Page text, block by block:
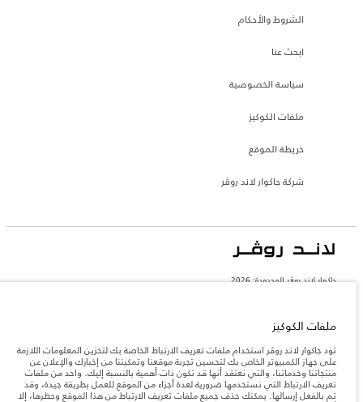
الشروط والأحكام
ابحث عنا
سياسة الخصوصية
ملفات الكوكيز
خريطة الموقع
شركة جاكوار لاند روڤر
جاكوار لاند روڨر المحدودة: 2026
تعكس الأوزان المذكورة مواصفات السيارة القياسية. سوف تؤثر الإكسسوارات وغيرها من
العناصر المثبتة بعد نقطة التصنيع في الحمولة. تأكد من عدم تجاوز الوزن الإجمالي للسيارة
والحمولة.
المعلومات والمواصفات والأسعار والألوان المذكورة على هذا الموقع قد تختلف من بلد إلى
آخر، كما أنّها قد تتغير بدون إشعار مسبق. الرجاء التواصل مع وكيلنا المحلي للتأكد من توفّرها
ملفات الكوكيز
تود جاكوار لاند روڤر استخدام ملفات تعريف الارتباط الخاصة بك لتخزين المعلومات اللازمة
على جهاز الكمبيوتر الخاص بك لتحسين تجربة موقعنا وتمكيننا من إخبارك والإعلان عن
منتجاتنا وخدماتنا، والتي نعتقد أنها قد تكون ذات أهمية بالنسبة إليك. واحد من ملفات
تعريف الارتباط التي نستخدمها ضرورية لعدة أجزاء من الموقع للعمل بطريقة جيدة، وقد
تم بالفعل إرسالها. يمكنك حذف جميع ملفات تعريف الارتباط من هذا الموقع وحظرها، إلا